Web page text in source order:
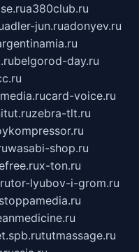
a380club.ru
adler-jun.ruadonyev.ru
belgorod-day.ru
card-voice.ru
zebra-tlt.ru
wasabi-shop.ru
x-ton.ru
tor-lyubov-i-grom.ru
stoppamedia.ru
tutmassage.ru